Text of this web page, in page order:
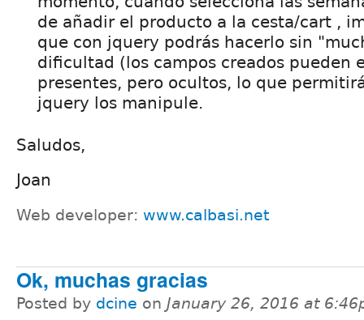
de añadir el producto a la cesta/cart ,
que con jquery podrás hacerlo sin
dificultad (los campos creados pueden
presentes, pero ocultos, lo que
jquery los manipule.
Saludos,
Joan
Web developer: www.calbasi.net
Ok, muchas gracias
Posted by dcine on January 26, 2016 at